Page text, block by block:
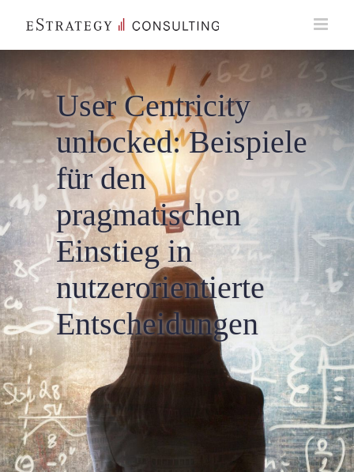
User Centricity
unlocked: Beispiele
für den
pragmatischen
Einstieg in
nutzerorientierte
Entscheidungen